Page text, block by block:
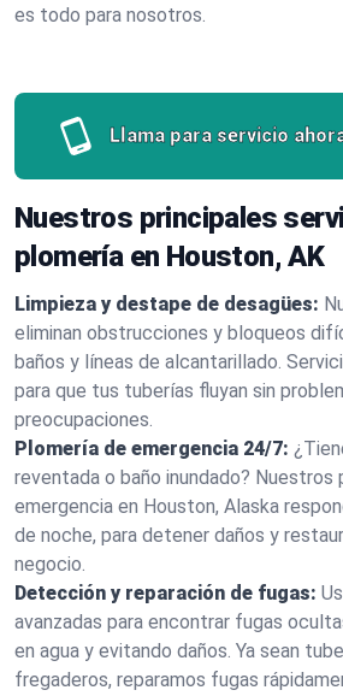
es todo para nosotros.
Llama para servicio
Nuestros principales
plomería en Houston, AK
Limpieza y destape de desagües:
eliminan obstrucciones y bloqueos
baños y líneas de alcantarillado.
para que tus tuberías fluyan sin
preocupaciones.
Plomería de emergencia 24/7:
reventada o baño inundado? Nuestros
emergencia en Houston, Alaska
de noche, para detener daños y
negocio.
Detección y reparación de fugas:
avanzadas para encontrar fugas
en agua y evitando daños. Ya sean
fregaderos, reparamos fugas